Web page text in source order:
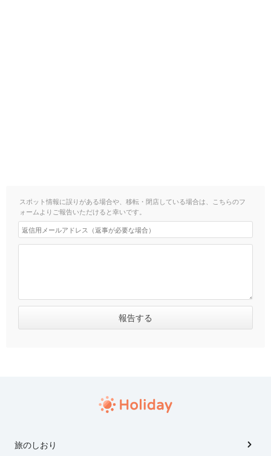
スポット情報に誤りがある場合や、移転・閉店している場合は、こちらのフ
ォームよりご報告いただけると幸いです。
旅のしおり